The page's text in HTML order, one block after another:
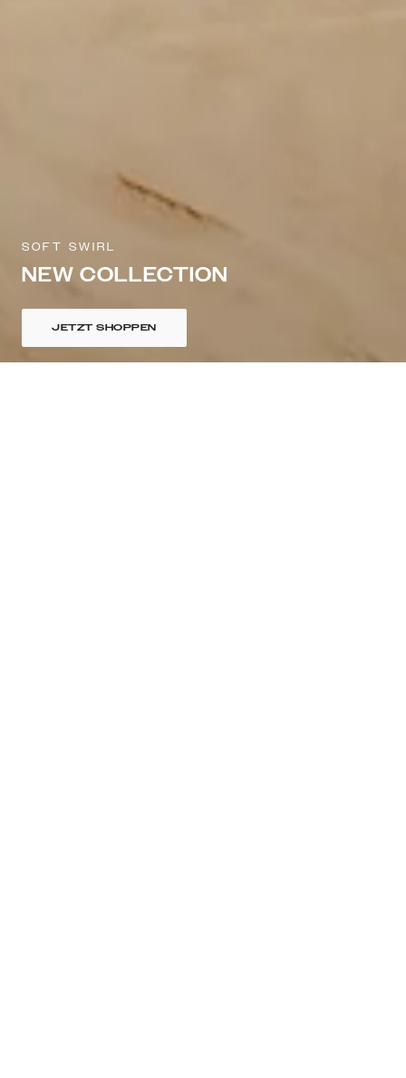
SOFT SWIRL
NEW COLLECTION
JETZT SHOPPEN